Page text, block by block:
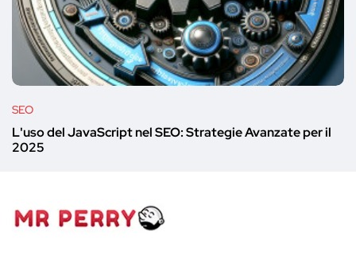
SEO
L'uso del JavaScript nel SEO: Strategie Avanzate per il
2025